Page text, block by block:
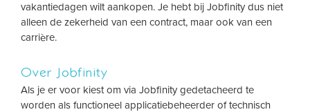
vakantiedagen wilt aankopen. Je hebt bij Jobfinity dus niet
alleen de zekerheid van een contract, maar ook van een
carrière.
Over Jobfinity
Als je er voor kiest om via Jobfinity gedetacheerd te
worden als functioneel applicatiebeheerder of technisch